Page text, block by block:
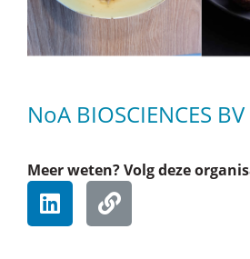
NoA BIOSCIENCES BV
Meer weten? Volg deze